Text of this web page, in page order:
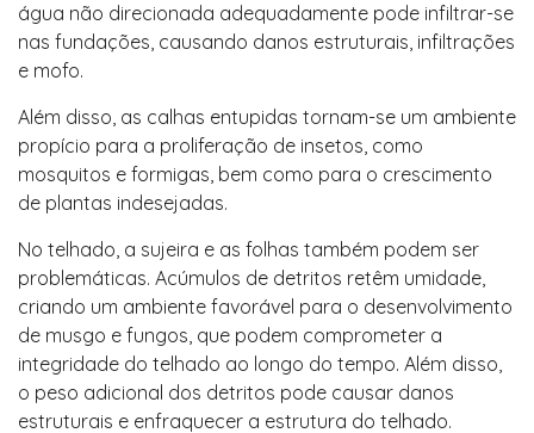
água não direcionada adequadamente pode infiltrar-se
nas fundações, causando danos estruturais, infiltrações
e mofo.
Além disso, as calhas entupidas tornam-se um ambiente
propício para a proliferação de insetos, como
mosquitos e formigas, bem como para o crescimento
de plantas indesejadas.
No telhado, a sujeira e as folhas também podem ser
problemáticas. Acúmulos de detritos retêm umidade,
criando um ambiente favorável para o desenvolvimento
de musgo e fungos, que podem comprometer a
integridade do telhado ao longo do tempo. Além disso,
o peso adicional dos detritos pode causar danos
estruturais e enfraquecer a estrutura do telhado.